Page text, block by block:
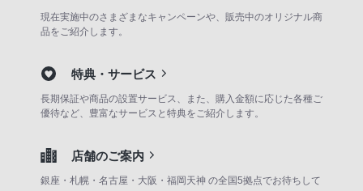
現在実施中のさまざまなキャンペーンや、販売中のオリジナル商
品をご紹介します。
特典・サービス
長期保証や商品の設置サービス、また、購入金額に応じた各種ご
優待など、豊富なサービスと特典をご紹介します。
店舗のご案内
銀座・札幌・名古屋・大阪・福岡天神 の全国5拠点でお待ちして